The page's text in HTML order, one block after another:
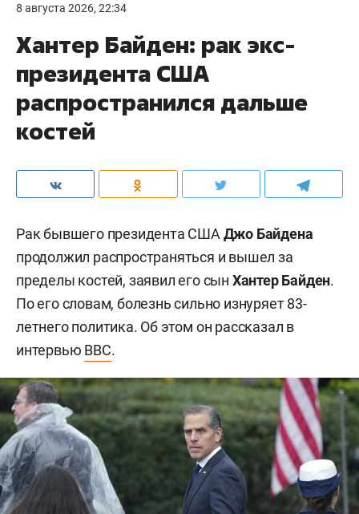
8 августа 2026, 22:34
Хантер Байден: рак экс-
президента США
распространился дальше
костей
Рак бывшего президента США Джо Байдена
продолжил распространяться и вышел за
пределы костей, заявил его сын Хантер Байден.
По его словам, болезнь сильно изнуряет 83-
летнего политика. Об этом он рассказал в
интервью BBC.